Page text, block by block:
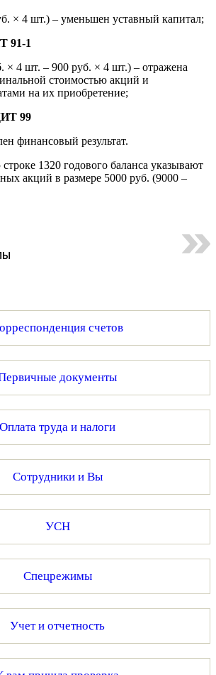
× 4 шт.) – уменьшен уставный капитал;
91-1
× 4 шт. – 900 руб. × 4 шт.) – отражена
стоимостью акций и
на их приобретение;
99
финансовый результат.
1320 годового баланса указывают
акций в размере 5000 руб. (9000 –
счетов
документы
Оплата труда и налоги
Сотрудники и Вы
УСН
Спецрежимы
Учет и отчетность